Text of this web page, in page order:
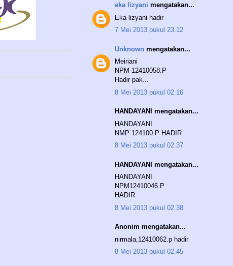
eka lizyani mengatakan...
Eka lizyani hadir
7 Mei 2013 pukul 23.12
Unknown mengatakan...
Meiriani
NPM 12410058.P
Hadir pak...
8 Mei 2013 pukul 02.16
HANDAYANI mengatakan...
HANDAYANI
NMP 124100.P HADIR
8 Mei 2013 pukul 02.37
HANDAYANI mengatakan...
HANDAYANI
NPM12410046.P
HADIR
8 Mei 2013 pukul 02.38
Anonim mengatakan...
nirmala,12410062.p hadir
8 Mei 2013 pukul 02.45